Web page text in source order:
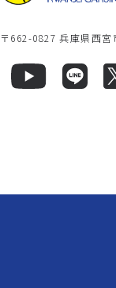
〒662-0827 兵庫県西